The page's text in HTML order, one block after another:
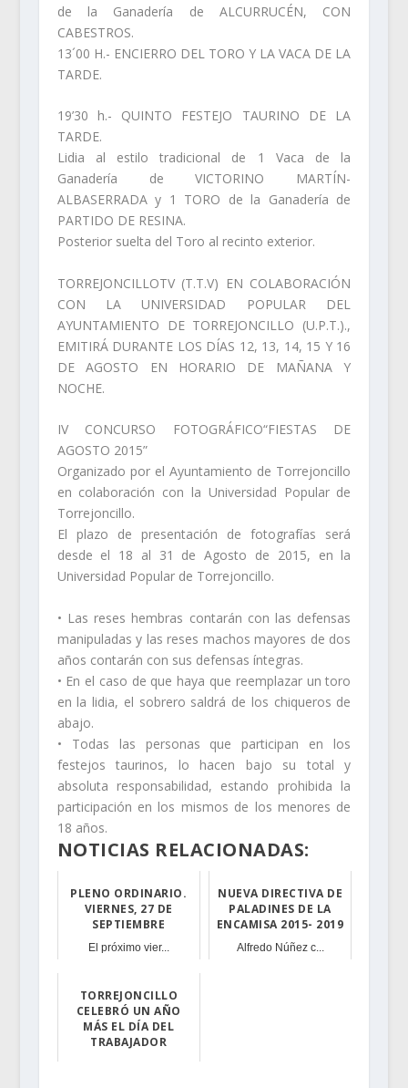
de la Ganadería de ALCURRUCÉN, CON
CABESTROS.
13´00 H.- ENCIERRO DEL TORO Y LA VACA DE LA
TARDE.
19’30 h.- QUINTO FESTEJO TAURINO DE LA
TARDE.
Lidia al estilo tradicional de 1 Vaca de la
Ganadería de VICTORINO MARTÍN-
ALBASERRADA y 1 TORO de la Ganadería de
PARTIDO DE RESINA.
Posterior suelta del Toro al recinto exterior.
TORREJONCILLOTV (T.T.V) EN COLABORACIÓN
CON LA UNIVERSIDAD POPULAR DEL
AYUNTAMIENTO DE TORREJONCILLO (U.P.T.).,
EMITIRÁ DURANTE LOS DÍAS 12, 13, 14, 15 Y 16
DE AGOSTO EN HORARIO DE MAÑANA Y
NOCHE.
IV CONCURSO FOTOGRÁFICO“FIESTAS DE
AGOSTO 2015”
Organizado por el Ayuntamiento de Torrejoncillo
en colaboración con la Universidad Popular de
Torrejoncillo.
El plazo de presentación de fotografías será
desde el 18 al 31 de Agosto de 2015, en la
Universidad Popular de Torrejoncillo.
• Las reses hembras contarán con las defensas
manipuladas y las reses machos mayores de dos
años contarán con sus defensas íntegras.
• En el caso de que haya que reemplazar un toro
en la lidia, el sobrero saldrá de los chiqueros de
abajo.
• Todas las personas que participan en los
festejos taurinos, lo hacen bajo su total y
absoluta responsabilidad, estando prohibida la
participación en los mismos de los menores de
18 años.
NOTICIAS RELACIONADAS:
PLENO ORDINARIO.
VIERNES, 27 DE
SEPTIEMBRE
El próximo vier...
NUEVA DIRECTIVA DE
PALADINES DE LA
ENCAMISA 2015- 2019
Alfredo Núñez c...
TORREJONCILLO
CELEBRÓ UN AÑO
MÁS EL DÍA DEL
TRABAJADOR